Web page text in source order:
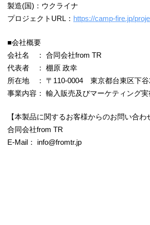
製造(国)：ウクライナ
プロジェクトURL： https://camp-fire.jp/
■会社概要
会社名 ： 合同会社from TR
代表者 ： 棚原 政幸
所在地 ： 〒110-0004 東京都台東区下谷
事業内容： 輸入販売及びマーケティング実
【本製品に関するお客様からのお問い合わ
合同会社from TR
E-Mail： info@fromtr.jp